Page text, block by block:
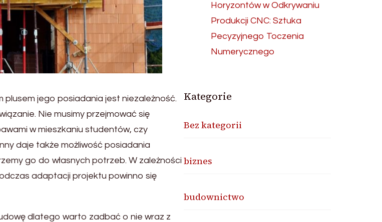
plusem jego posiadania jest niezależność.
Nie musimy przejmować się
w mieszkaniu studentów, czy
daje także możliwość posiadania
go do własnych potrzeb. W zależności
adaptacji projektu powinno się
dlatego warto zadbać o nie wraz z
Horyzontów w Odkrywaniu
Produkcji CNC: Sztuka
Pecyzyjnego Toczenia
Numerycznego
Kategorie
Bez kategorii
biznes
budownictwo